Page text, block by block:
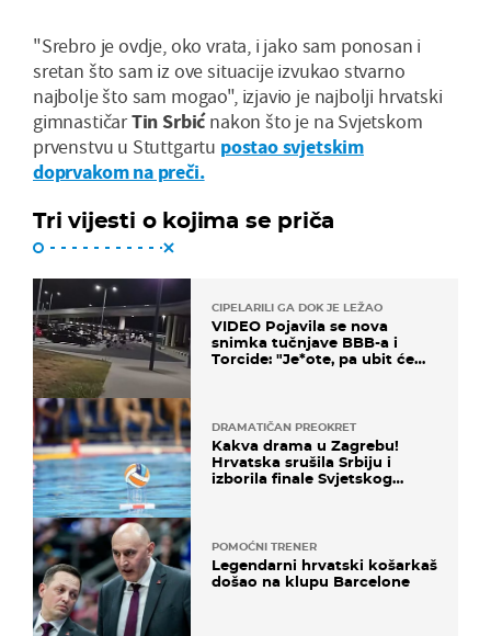
"Srebro je ovdje, oko vrata, i jako sam ponosan i
sretan što sam iz ove situacije izvukao stvarno
najbolje što sam mogao", izjavio je najbolji hrvatski
gimnastičarTin Srbićnakon što je na Svjetskom
prvenstvu u Stuttgartu postao svjetskim
doprvakom na preči.
Tri vijesti o kojima se priča
CIPELARILI GA DOK JE LEŽAO
VIDEO Pojavila se nova
snimka tučnjave BBB-a i
Torcide: "Je*ote, pa ubit će
DRAMATIČAN PREOKRET
Kakva drama u Zagrebu!
Hrvatska srušila Srbiju i
izborila finale Svjetskog
POMOĆNI TRENER
Legendarni hrvatski košarkaš
došao na klupu Barcelone